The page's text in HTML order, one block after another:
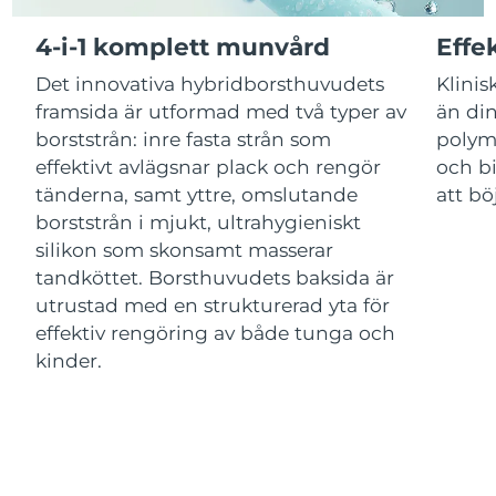
4-i-1 komplett munvård
Det innovativa hybridborsthuvudets
framsida är utformad med två typer av
borststrån: inre fasta strån som
effektivt avlägsnar plack och rengör
tänderna, samt yttre, omslutande
borststrån i mjukt, ultrahygieniskt
silikon som skonsamt masserar
tandköttet. Borsthuvudets baksida är
utrustad med en strukturerad yta för
effektiv rengöring av både tunga och
kinder.
än
och
att
Macao SAR Förväntad leverans 8/11/26
Malaysia Förväntad leverans 8/12/26
Malta 8/9/26
Mexiko Förväntad leverans 8/13/26
Monaco Förväntad leverans
Nederländerna Förväntad leverans
Nya Zeeland